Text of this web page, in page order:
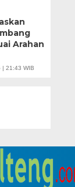
Arahan
| 21:43 WIB